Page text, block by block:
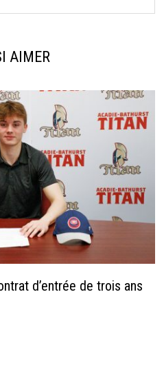
AIMER
d’entrée de trois ans